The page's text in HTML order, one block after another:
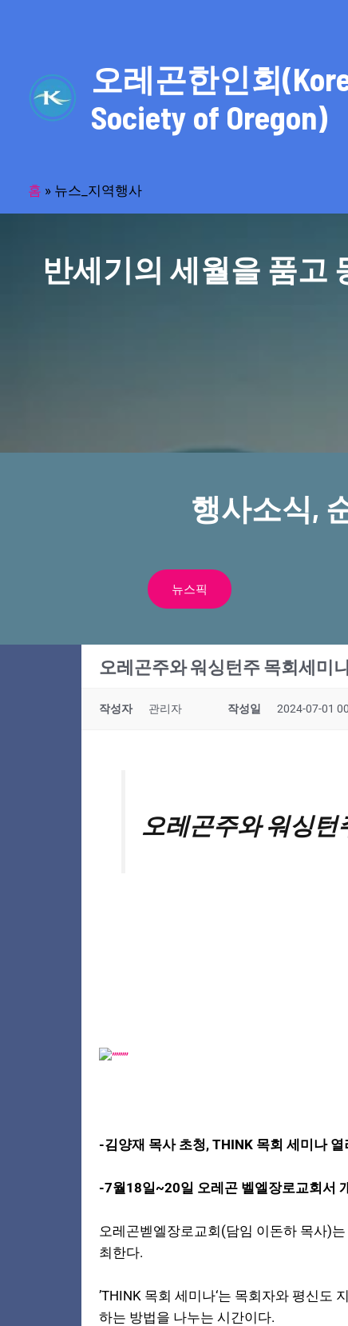
오레곤한인회
Society of Oregon)
홈 » 뉴스_지역행사
반세기의 세월을 품고
행사소식,
뉴스픽
오레곤주와 워싱턴주 목회세미
작성자 관리자 작성일 2024-07-01
오레곤주와 워싱턴
-김양재 목사 초청, THINK 목회 세미나 열
-7월18일~20일 오레곤 벨엘장로교회서
오레곤벧엘장로교회(담임 이돈하 목사)
최한다.
’THINK 목회 세미나‘는 목회자와 평신
하는 방법을 나누는 시간이다.